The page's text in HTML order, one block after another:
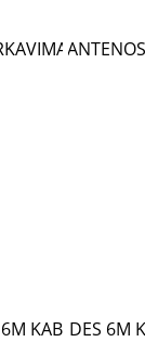
ANTENOS
KABELIS
MERCEDES 6M